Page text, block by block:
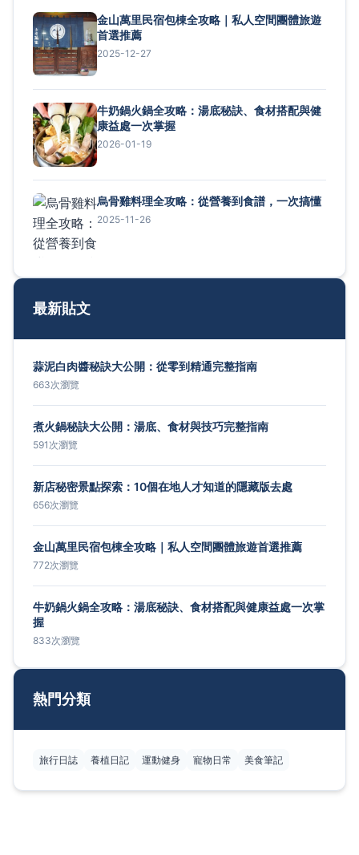
金山萬里民宿包棟全攻略｜私人空間團體旅遊
首選推薦
2025-12-27
牛奶鍋火鍋全攻略：湯底秘訣、食材搭配與健
康益處一次掌握
2026-01-19
烏骨雞料理全攻略：從營養到食譜，一次搞懂
2025-11-26
最新貼文
蒜泥白肉醬秘訣大公開：從零到精通完整指南
663次瀏覽
煮火鍋秘訣大公開：湯底、食材與技巧完整指南
591次瀏覽
新店秘密景點探索：10個在地人才知道的隱藏版去處
656次瀏覽
金山萬里民宿包棟全攻略｜私人空間團體旅遊首選推薦
772次瀏覽
牛奶鍋火鍋全攻略：湯底秘訣、食材搭配與健康益處一次掌
握
833次瀏覽
熱門分類
旅行日誌 養植日記 運動健身 寵物日常 美食筆記